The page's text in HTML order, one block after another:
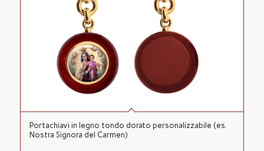
Portachiavi in legno tondo dorato personalizzabile (es.
Nostra Signora del Carmen)